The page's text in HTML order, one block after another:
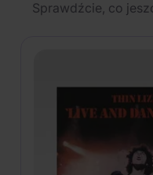
Sprawdźcie, co